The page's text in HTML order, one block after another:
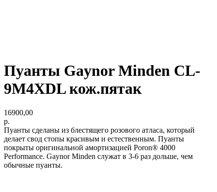
Пуанты Gaynor Minden CL-
9M4XDL кож.пятак
16900,00
р.
Пуанты сделаны из блестящего розового атласа, который
делает свод стопы красивым и естественным. Пуанты
покрыты оригинальной амортизацией Poron® 4000
Performance. Gaynor Minden служат в 3-6 раз дольше, чем
обычные пуанты.